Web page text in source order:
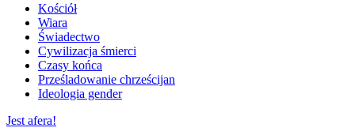
Kościół
Wiara
Świadectwo
Cywilizacja śmierci
Czasy końca
Prześladowanie chrześcijan
Ideologia gender
Jest afera!